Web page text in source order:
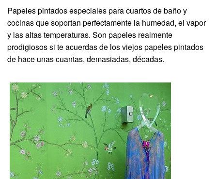
Papeles pintados especiales para cuartos de baño y
cocinas que soportan perfectamente la humedad, el vapor
y las altas temperaturas. Son papeles realmente
prodigiosos si te acuerdas de los viejos papeles pintados
de hace unas cuantas, demasiadas, décadas.